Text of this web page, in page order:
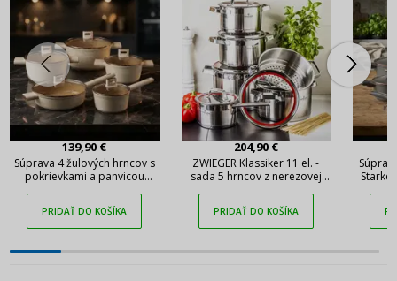
139,90 €
Súprava 4 žulových hrncov s
pokrievkami a panvicou
10 ks
PRIDAŤ DO KOŠÍKA
204,90 €
ZWIEGER Klassiker 11 el. -
sada 5 hrncov z nerezovej
PRIDAŤ DO KOŠÍKA
Starke